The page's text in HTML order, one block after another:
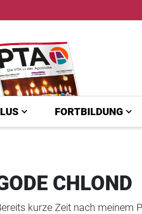
| diepta.de
FORTBILDUNG
CHLOND
kurze Zeit nach meinem